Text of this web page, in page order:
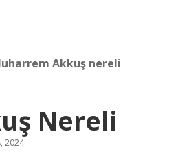
Akkuş nereli
Nereli
2024